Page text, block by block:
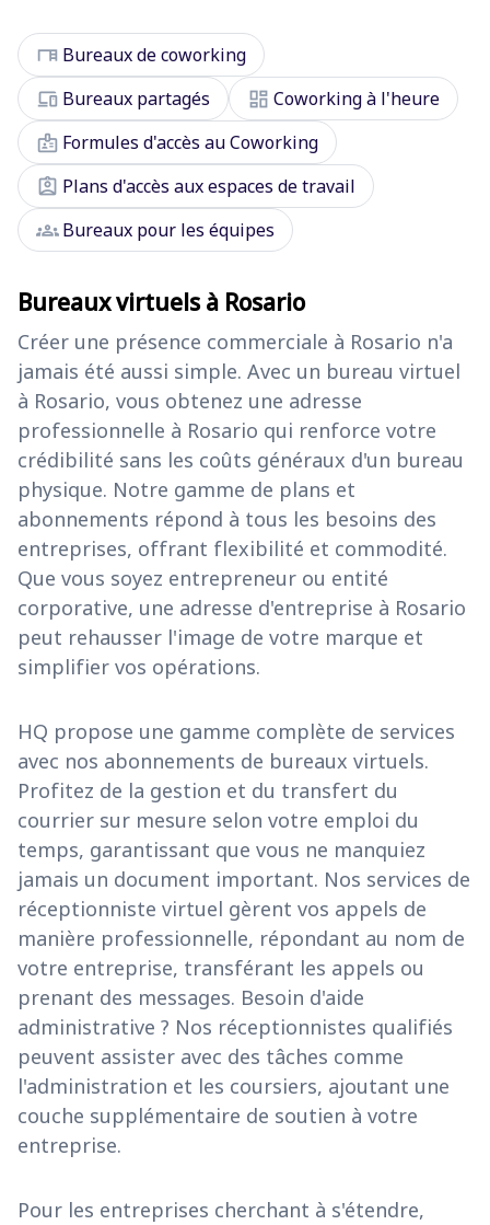
desk Bureaux de coworking
devices Bureaux partagés dashboard Coworking à l'heure
badge Formules d'accès au Coworking
assignment_ind Plans d'accès aux espaces de travail
groupsBureaux pour les équipes
Bureaux virtuels à Rosario
Créer une présence commerciale à Rosario n'a
jamais été aussi simple. Avec un bureau virtuel
à Rosario, vous obtenez une adresse
professionnelle à Rosario qui renforce votre
crédibilité sans les coûts généraux d'un bureau
physique. Notre gamme de plans et
abonnements répond à tous les besoins des
entreprises, offrant flexibilité et commodité.
Que vous soyez entrepreneur ou entité
corporative, une adresse d'entreprise à Rosario
peut rehausser l'image de votre marque et
simplifier vos opérations.
HQ propose une gamme complète de services
avec nos abonnements de bureaux virtuels.
Profitez de la gestion et du transfert du
courrier sur mesure selon votre emploi du
temps, garantissant que vous ne manquiez
jamais un document important. Nos services de
réceptionniste virtuel gèrent vos appels de
manière professionnelle, répondant au nom de
votre entreprise, transférant les appels ou
prenant des messages. Besoin d'aide
administrative ? Nos réceptionnistes qualifiés
peuvent assister avec des tâches comme
l'administration et les coursiers, ajoutant une
couche supplémentaire de soutien à votre
entreprise.
Pour les entreprises cherchant à s'étendre,